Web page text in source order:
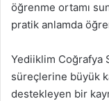
öğrenme ortamı
pratik anlamda
Yediiklim Coğrafya
süreçlerine büyük
destekleyen bir